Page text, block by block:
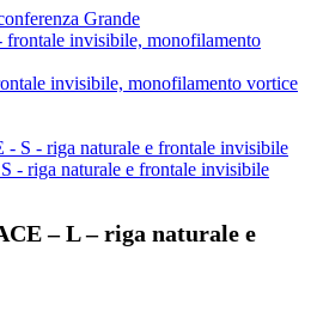
Grande
invisibile, monofilamento vortice
riga naturale e frontale invisibile
– L – riga naturale e